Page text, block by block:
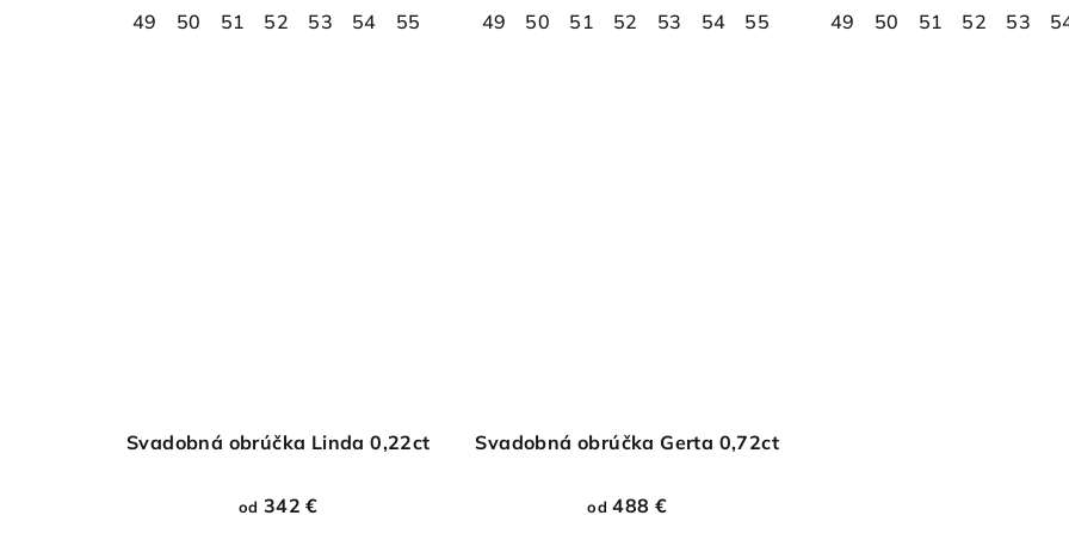
49 50 51 52 53 54 55 57 58 59 60 61 62 63 65 66 67 68
49 50 51 52 53 54 55 57 58 59 60 61
49 50 51 52 53
Svadobná obrúčka Linda 0,22ct
od 342 €
Svadobná obrúčka Gerta 0,72ct
od 488 €